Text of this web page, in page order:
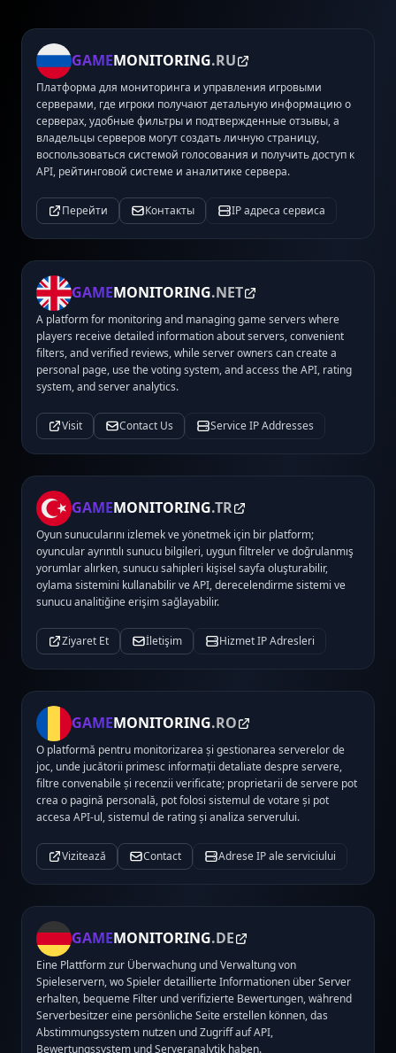
GAMEMONITORING.RU
Платформа для мониторинга и управления игровыми
серверами, где игроки получают детальную информацию о
серверах, удобные фильтры и подтвержденные отзывы, а
владельцы серверов могут создать личную страницу,
воспользоваться системой голосования и получить доступ к
API, рейтинговой системе и аналитике сервера.
Перейти Контакты IP адреса сервиса
GAMEMONITORING.NET
A platform for monitoring and managing game servers where
players receive detailed information about servers, convenient
filters, and verified reviews, while server owners can create a
personal page, use the voting system, and access the API, rating
system, and server analytics.
Visit Contact Us Service IP Addresses
GAMEMONITORING.TR
Oyun sunucularını izlemek ve yönetmek için bir platform;
oyuncular ayrıntılı sunucu bilgileri, uygun filtreler ve doğrulanmış
yorumlar alırken, sunucu sahipleri kişisel sayfa oluşturabilir,
oylama sistemini kullanabilir ve API, derecelendirme sistemi ve
sunucu analitiğine erişim sağlayabilir.
Ziyaret Et İletişim Hizmet IP Adresleri
GAMEMONITORING.RO
O platformă pentru monitorizarea și gestionarea serverelor de
joc, unde jucătorii primesc informații detaliate despre servere,
filtre convenabile și recenzii verificate; proprietarii de servere pot
crea o pagină personală, pot folosi sistemul de votare și pot
accesa API-ul, sistemul de rating și analiza serverului.
Vizitează Contact Adrese IP ale serviciului
GAMEMONITORING.DE
Eine Plattform zur Überwachung und Verwaltung von
Spieleservern, wo Spieler detaillierte Informationen über Server
erhalten, bequeme Filter und verifizierte Bewertungen, während
Serverbesitzer eine persönliche Seite erstellen können, das
Abstimmungssystem nutzen und Zugriff auf API,
Bewertungssystem und Serveranalytik haben.